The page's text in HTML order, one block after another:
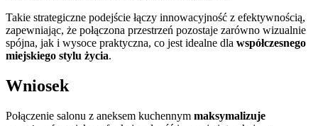
Takie strategiczne podejście łączy innowacyjność z efektywnością,
zapewniając, że połączona przestrzeń pozostaje zarówno wizualnie
spójna, jak i wysoce praktyczna, co jest idealne dla współczesnego
miejskiego stylu życia.
Wniosek
Połączenie salonu z aneksem kuchennym maksymalizuje